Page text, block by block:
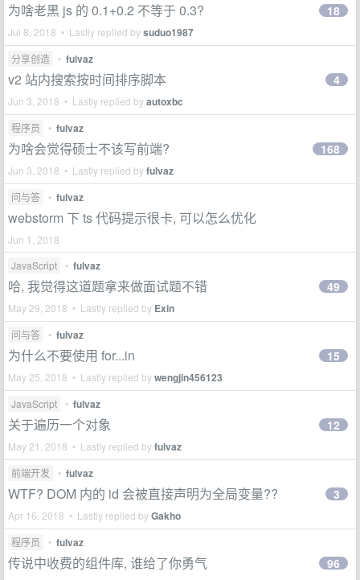
为啥老黑 js 的 0.1+0.2 不等于 0.3?
Jul 8, 2018 • Lastly replied bysuduo1987
18
分享创造 • fulvaz
v2 站内搜索按时间排序脚本
Jun 3, 2018 • Lastly replied byautoxbc
4
程序员 • fulvaz
为啥会觉得硕士不该写前端?
Jun 3, 2018 • Lastly replied byfulvaz
168
问与答 • fulvaz
webstorm 下 ts 代码提示很卡, 可以怎么优化
Jun 1, 2018
JavaScript
• fulvaz
哈, 我觉得这道题拿来做面试题不错
May 29, 2018 • Lastly replied by Exin
49
问与答 • fulvaz
为什么不要使用 for...in
May 25, 2018 • Lastly replied bywengjin456123
15
JavaScript • fulvaz
关于遍历一个对象
May 21, 2018 • Lastly replied byfulvaz
12
前端开发 • fulvaz
WTF? DOM 内的 id 会被直接声明为全局变量??
Apr 16, 2018 • Lastly replied byGakho
3
程序员 • fulvaz
传说中收费的组件库, 谁给了你勇气 96